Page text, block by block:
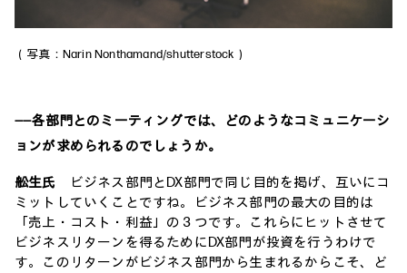
（写真：Narin Nonthamand/shutterstock）
――各部門とのミーティングでは、どのようなコミュニケーシ
ョンが求められるのでしょうか。
舩生氏 ビジネス部門とDX部門で同じ目的を掲げ、互いにコ
ミットしていくことですね。ビジネス部門の最大の目的は
「売上・コスト・利益」の３つです。これらにヒットさせて
ビジネスリターンを得るためにDX部門が投資を行うわけで
す。このリターンがビジネス部門から生まれるからこそ、ど